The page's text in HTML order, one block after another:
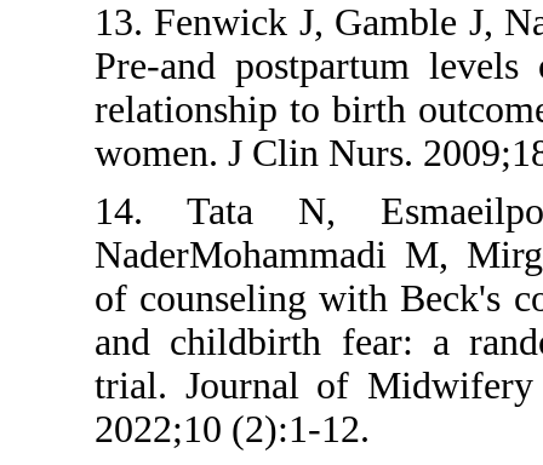
13. Fenwick J,
Pre‐and
relationship to
women. J Clin
14. Tata
of counseling
and
trial. Journal
2022;10 (2):1-